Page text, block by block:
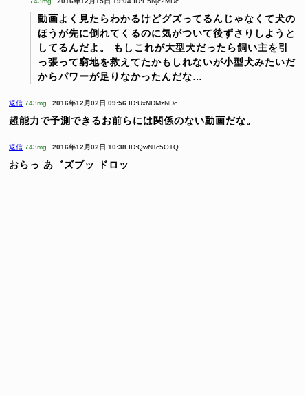
動画よく見たらわかるけどグズってるんじゃなくて犬の
ほうが先に倒れてくるのに気がついて後ずさりしようと
してるんだよ。
もしこれが大型犬だったら飼い主を引
っ張って窮地を救えてたかもしれないが小型犬みたいだ
からパワーが足りなかったんだな…
返信 743mg 2016年12月02日 09:56 ID:UxNDMzNDc
超能力で予測できるお前らには関係のない動画だな。
返信 743mg 2016年12月02日 10:38 ID:QwNTc5OTQ
おらっ あ゛ズブッ ドロッ